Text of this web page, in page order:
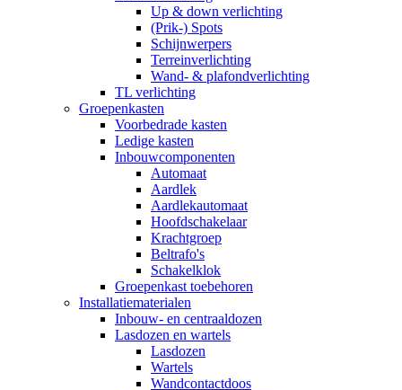
Up & down verlichting
(Prik-) Spots
Schijnwerpers
Terreinverlichting
Wand- & plafondverlichting
TL verlichting
Groepenkasten
Voorbedrade kasten
Ledige kasten
Inbouwcomponenten
Automaat
Aardlek
Aardlekautomaat
Hoofdschakelaar
Krachtgroep
Beltrafo's
Schakelklok
Groepenkast toebehoren
Installatiematerialen
Inbouw- en centraaldozen
Lasdozen en wartels
Lasdozen
Wartels
Wandcontactdoos